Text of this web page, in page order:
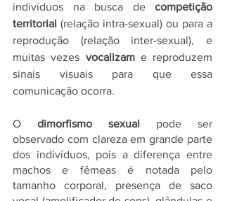
indivíduos na busca de competição
territorial (relação intra-sexual) ou para a
reprodução (relação inter-sexual), e
muitas vezes vocalizam e reproduzem
sinais visuais para que essa
comunicação ocorra.
O dimorfismo sexual pode ser
observado com clareza em grande parte
dos indivíduos, pois a diferença entre
machos e fêmeas é notada pelo
tamanho corporal, presença de saco